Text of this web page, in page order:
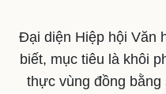
Đại diện Hiệp hội Văn
biết, mục tiêu là khôi
thực vùng đồng bằng